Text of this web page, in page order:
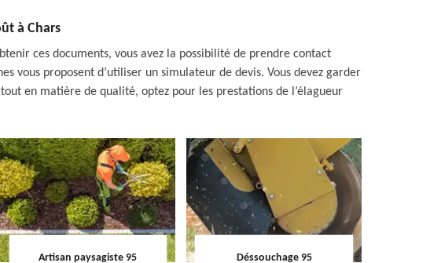
à Chars
ces documents, vous avez la possibilité de prendre contact
vous proposent d’utiliser un simulateur de devis. Vous devez garder
en matière de qualité, optez pour les prestations de l’élagueur
Artisan paysagiste 95 Déssouchage 95